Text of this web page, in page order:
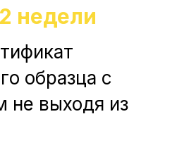
недели
образца c
не выходя из